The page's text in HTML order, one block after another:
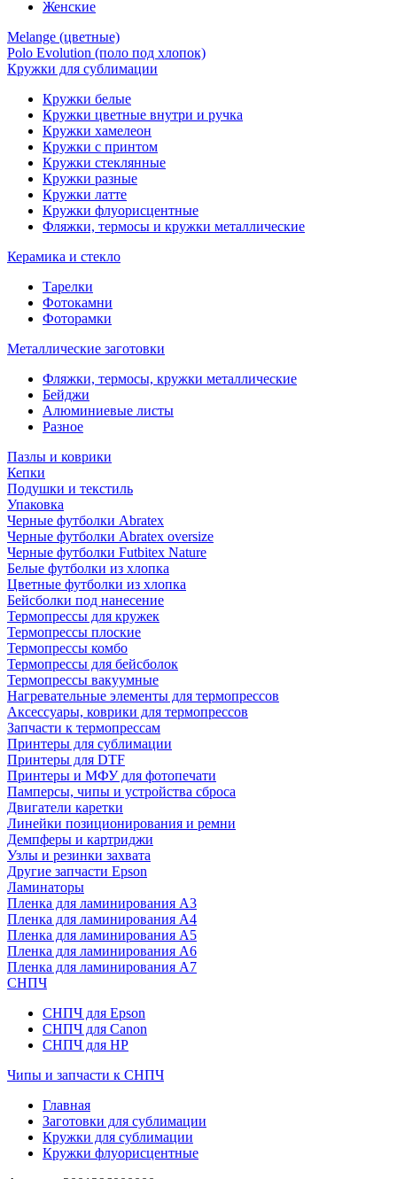
Женские
Melange (цветные)
Polo Evolution (поло под хлопок)
Кружки для сублимации
Кружки белые
Кружки цветные внутри и ручка
Кружки хамелеон
Кружки c принтом
Кружки стеклянные
Кружки разные
Кружки латте
Кружки флуорисцентные
Фляжки, термосы и кружки металлические
Керамика и стекло
Тарелки
Фотокамни
Фоторамки
Металлические заготовки
Фляжки, термосы, кружки металлические
Бейджи
Алюминиевые листы
Разное
Пазлы и коврики
Кепки
Подушки и текстиль
Упаковка
Черные футболки Abratex
Черные футболки Abratex oversize
Черные футболки Futbitex Nature
Белые футболки из хлопка
Цветные футболки из хлопка
Бейсболки под нанесение
Термопрессы для кружек
Термопрессы плоские
Термопрессы комбо
Термопрессы для бейсболок
Термопрессы вакуумные
Нагревательные элементы для термопрессов
Аксессуары, коврики для термопрессов
Запчасти к термопрессам
Принтеры для сублимации
Принтеры для DTF
Принтеры и МФУ для фотопечати
Памперсы, чипы и устройства сброса
Двигатели каретки
Линейки позиционирования и ремни
Демпферы и картриджи
Узлы и резинки захвата
Другие запчасти Epson
Ламинаторы
Пленка для ламинирования А3
Пленка для ламинирования А4
Пленка для ламинирования А5
Пленка для ламинирования А6
Пленка для ламинирования А7
СНПЧ
СНПЧ для Epson
СНПЧ для Canon
СНПЧ для HP
Чипы и запчасти к СНПЧ
Главная
Заготовки для сублимации
Кружки для сублимации
Кружки флуорисцентные